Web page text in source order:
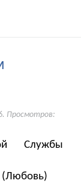
. Просмотров:
Службы